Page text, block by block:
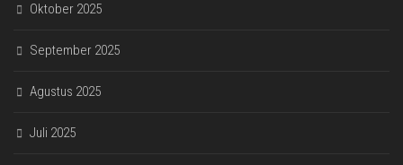
Oktober 2025
September 2025
Agustus 2025
Juli 2025